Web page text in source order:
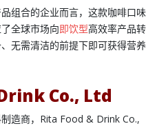
组合的企业而言，这款咖啡口味
全球市场向即饮型高效率产品转
无需清洁的前提下即可获得营养
Co., Ltd
造商， Rita Food & Drink Co.,